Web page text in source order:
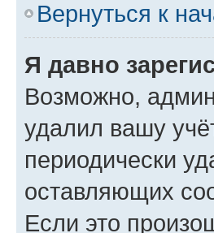
Вернуться к
Я давно
Возможно,
удалил вашу
периодически
оставляющих
Если это